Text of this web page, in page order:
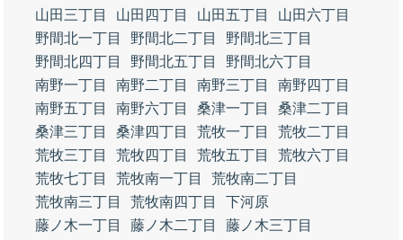
山田三丁目
山田四丁目 山田五丁目
山田六丁目
野間北一丁目
野間北二丁目
野間北三丁目
野間北四丁目
野間北五丁目
野間北六丁目
南野一丁目
南野二丁目 南野三丁目
南野四丁目
南野五丁目
南野六丁目 桑津一丁目
桑津二丁目
桑津三丁目
桑津四丁目 荒牧一丁目
荒牧二丁目
荒牧三丁目
荒牧四丁目 荒牧五丁目
荒牧六丁目
荒牧七丁目
荒牧南一丁目
荒牧南二丁目
荒牧南三丁目
荒牧南四丁目
下河原
藤ノ木一丁目
藤ノ木二丁目
藤ノ木三丁目